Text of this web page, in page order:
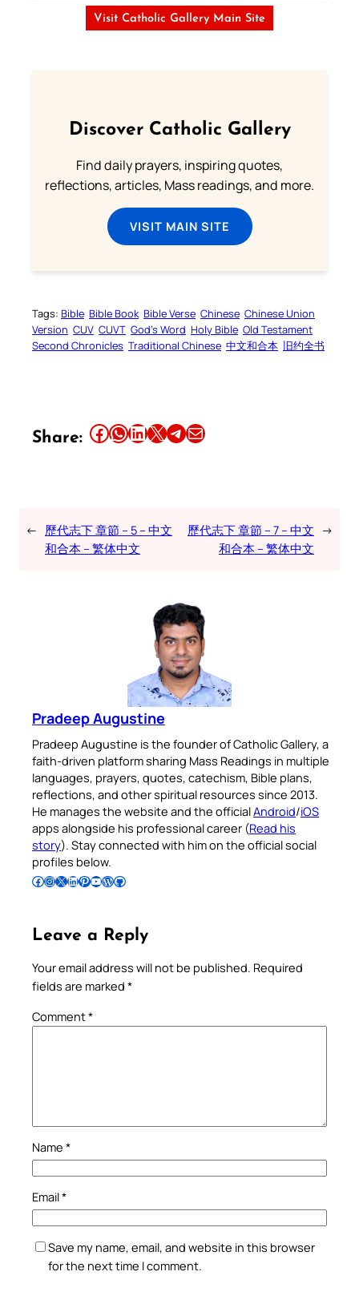
Visit Catholic Gallery Main Site
Discover Catholic Gallery
Find daily prayers, inspiring quotes,
reflections, articles, Mass readings, and more.
VISIT MAIN SITE
Tags: Bible Bible Book Bible Verse Chinese Chinese Union
Version CUV CUVT God’s Word Holy Bible Old Testament
Second Chronicles Traditional Chinese 中文和合本 旧约全书
Share: Share this article on Facebook Share this article on WhatsApp Share this article on LinkedIn Share this article on X Share this article on TelegramEmail this Article
← 歷代志下 章節 – 5 – 中文
和合本 – 繁体中文
歷代志下 章節 – 7 – 中文
和合本 – 繁体中文
→
Pradeep Augustine
Pradeep Augustine is the founder of Catholic Gallery, a
faith-driven platform sharing Mass Readings in multiple
languages, prayers, quotes, catechism, Bible plans,
reflections, and other spiritual resources since 2013.
He manages the website and the officialAndroid/iOS
apps alongside his professional career (Read his
story). Stay connected with him on the official social
profiles below.
Follow Pradeep on Facebook Follow Pradeep on InstagramFollow Pradeep on X Follow Pradeep on LinkedIn Follow Pradeep on Pinterest Subscribe to Pradeep’s Youtube Channel Follow Pradeep on WordPress Follow Pradeep on GitHub
Leave a Reply
Your email address will not be published. Required
fields are marked *
Comment*
Name *
Email*
Save my name, email, and website in this browser
for the next time I comment.